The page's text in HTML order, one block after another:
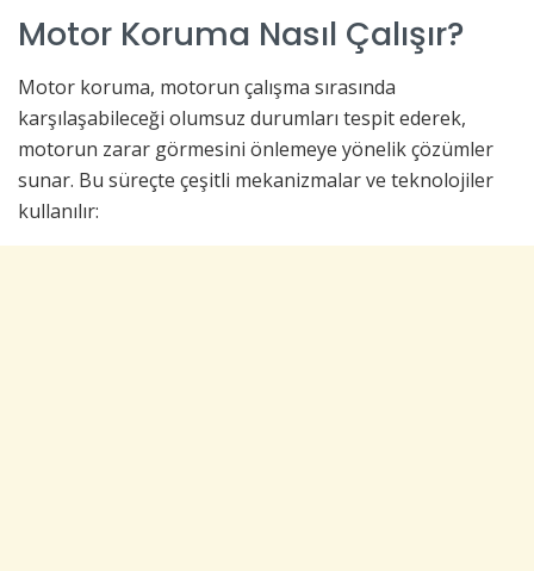
Motor Koruma Nasıl Çalışır?
Motor koruma, motorun çalışma sırasında
karşılaşabileceği olumsuz durumları tespit ederek,
motorun zarar görmesini önlemeye yönelik çözümler
sunar. Bu süreçte çeşitli mekanizmalar ve teknolojiler
kullanılır: